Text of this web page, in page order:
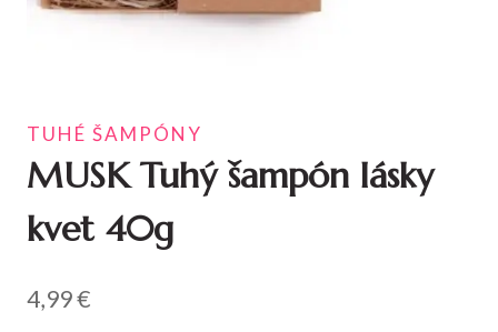
TUHÉ ŠAMPÓNY
MUSK Tuhý šampón lásky
kvet 40g
4,99€